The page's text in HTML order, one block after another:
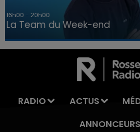
LA TEAM DU WEEK-END
7h00 - 12h00
La Team du Week-end
RADIO ACTUS
ANNONCEURS